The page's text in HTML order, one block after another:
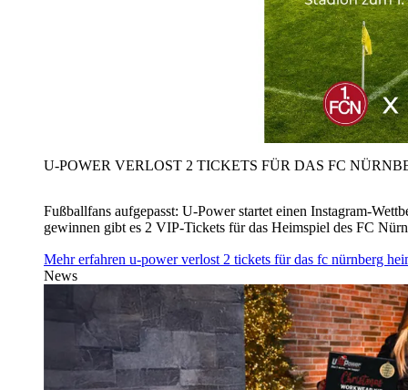
U‑POWER VERLOST 2 TICKETS FÜR DAS FC
Fußballfans aufgepasst: U‑Power startet einen Instagram-
gewinnen gibt es 2 VIP-Tickets für das Heimspiel des FC
Mehr erfahren u‑power verlost 2 tickets für das fc nürnberg
News